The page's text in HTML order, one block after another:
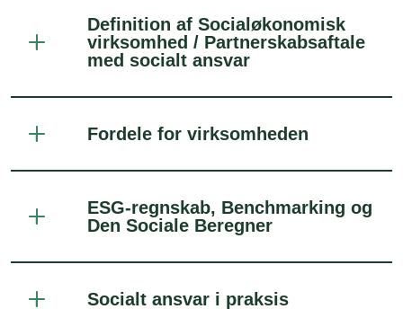
Definition af Socialøkonomisk
virksomhed / Partnerskabsaftale
med socialt ansvar
Fordele for virksomheden
ESG-regnskab, Benchmarking og
Den Sociale Beregner
Socialt ansvar i praksis